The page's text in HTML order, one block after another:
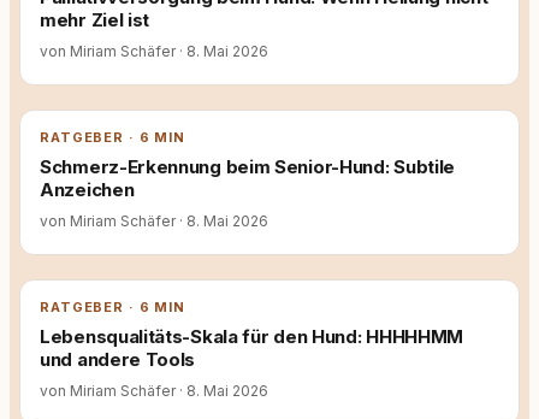
mehr Ziel ist
von Miriam Schäfer · 8. Mai 2026
RATGEBER · 6 MIN
Schmerz-Erkennung beim Senior-Hund: Subtile
Anzeichen
von Miriam Schäfer · 8. Mai 2026
RATGEBER · 6 MIN
Lebensqualitäts-Skala für den Hund: HHHHHMM
und andere Tools
von Miriam Schäfer · 8. Mai 2026